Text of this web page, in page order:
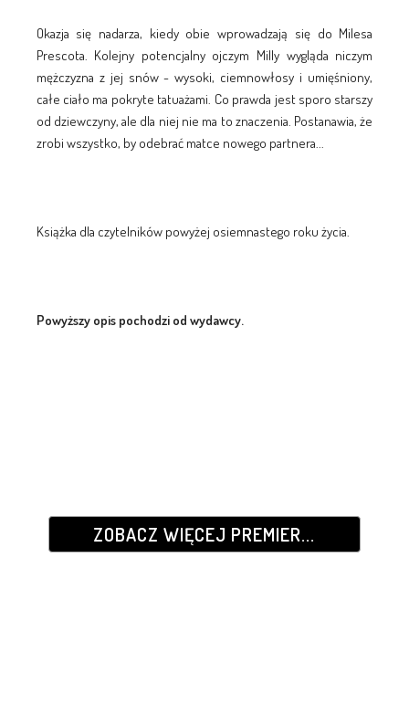
Okazja się nadarza, kiedy obie wprowadzają się do Milesa
Prescota. Kolejny potencjalny ojczym Milly wygląda niczym
mężczyzna z jej snów - wysoki, ciemnowłosy i umięśniony,
całe ciało ma pokryte tatuażami. Co prawda jest sporo starszy
od dziewczyny, ale dla niej nie ma to znaczenia. Postanawia, że
zrobi wszystko, by odebrać matce nowego partnera...
Książka dla czytelników powyżej osiemnastego roku życia.
Powyższy opis pochodzi od wydawcy.
ZOBACZ WIĘCEJ PREMIER...